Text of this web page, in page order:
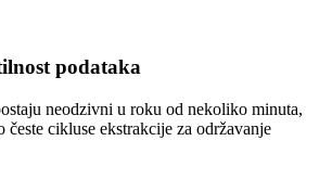
podataka
neodzivni u roku od nekoliko minuta,
česte cikluse ekstrakcije za održavanje